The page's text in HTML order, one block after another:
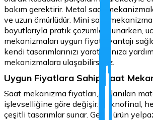
bakım gerektirir. Metal saat
ve uzun ömürlüdür. Mini saat
boyutlarıyla pratik çözümler sunarken,
mekanizmaları uygun fiyat avantajı
kendi tasarımlarınızı yaratmanıza
mekanizmalara ulaşabilirsiniz.
Uygun Fiyatlara Sahip Saat
Saat mekanizma fiyatları, kullanılan
işlevselliğine göre değişir. Teknofinal,
çeşitli tasarımlar sunar. Geniş ürün